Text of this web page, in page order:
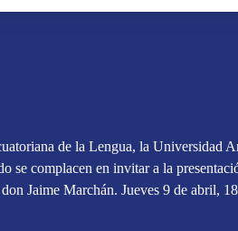
de la Lengua, la Universidad
se complacen en invitar a la
Jaime Marchán. Jueves 9 de abril,